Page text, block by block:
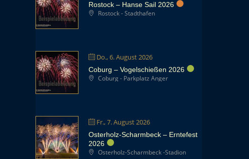
Rostock – Hanse Sail 2026
Rostock - Stadthafen
Do., 6. August 2026
Coburg – Vogelschießen 2026
Coburg - Parkplatz Anger
Fr., 7. August 2026
Osterholz-Scharmbeck – Erntefest
2026
Osterholz-Scharmbeck -Stadion